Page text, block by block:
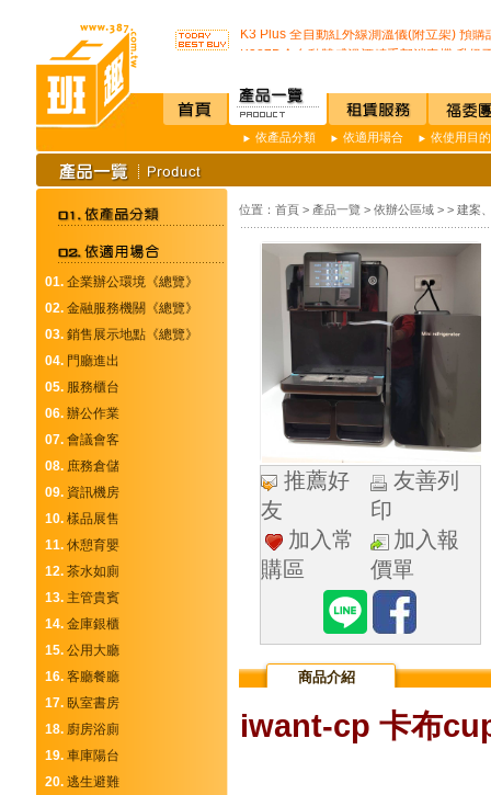
K3 Plus 全自動紅外線測溫儀(附立架) 預購
K387D全自動雙感溫酒精手部消毒機 升級
通用型防疫透明面罩10入裝
榮獲M.I.T台灣精品獎超省電的負離子節能
不再害怕上公司廁所~馬桶座墊紙讓您如廁
開咖啡店不用買咖啡機Schaerer Coffee Art
K387D全自動雙感溫酒精手部消毒機 升級
唯一驗證過可有效抑制COVID-19的神器
通用型防疫透明面罩10入裝
依產品分類 依適用場合 依使用目的
01.企業辦公環境《總覽》
02.金融服務機關《總覽》
03.銷售展示地點《總覽》
04.門廳進出
05.服務櫃台
06.辦公作業
07.會議會客
08.庶務倉儲
09.資訊機房
10.樣品展售
11.休憩育嬰
12.茶水如廁
13.主管貴賓
14.金庫銀櫃
15.公用大廳
16.客廳餐廳
17.臥室書房
18.廚房浴廁
19.車庫陽台
20.逃生避難
位置： 首頁> 產品一覽 > 依辦公區域> > 建案
推薦好
友
友善列
印
加入常
購區
加入報
價單
商品介紹
iwant-cp 卡布